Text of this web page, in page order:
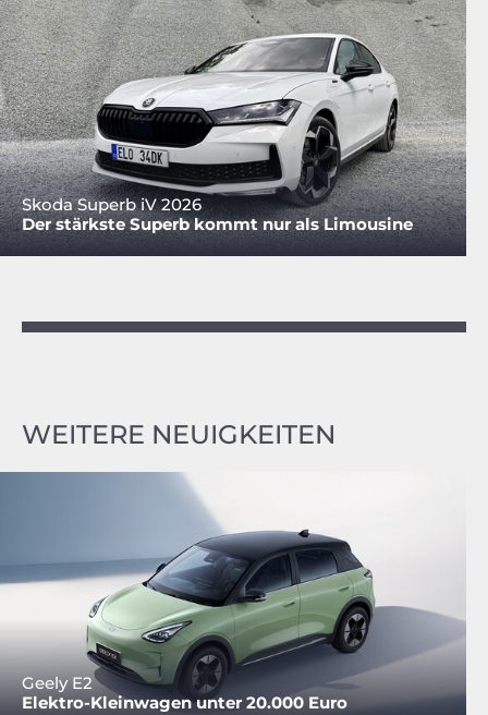
Skoda Superb iV 2026
Der stärkste Superb kommt nur als Limousine
WEITERE NEUIGKEITEN
Geely E2
Elektro-Kleinwagen unter 20.000 Euro